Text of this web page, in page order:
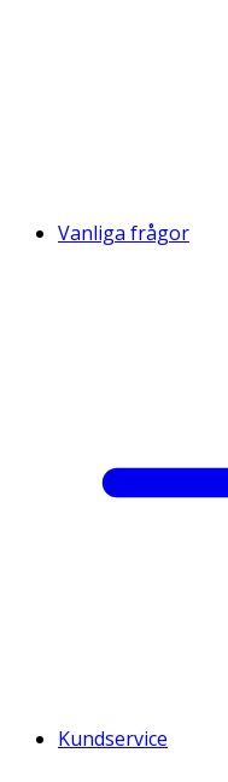
Vanliga frågor
Kundservice